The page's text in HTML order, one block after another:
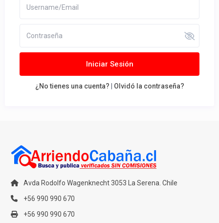
Iniciar Sesión
¿No tienes una cuenta? Olvidó la contraseña?
Avda Rodolfo Wagenknecht 3053 La Serena. Chile
+56 990 990 670
+56 990 990 670